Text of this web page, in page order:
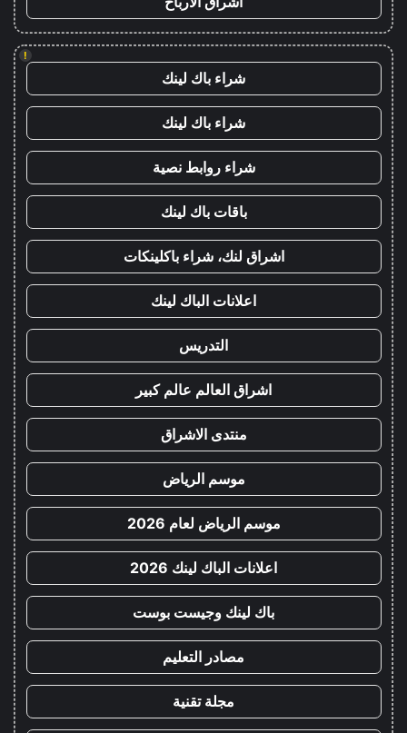
!
شراء باك لينك
شراء باك لينك
شراء روابط نصية
باقات باك لينك
اشراق لنك، شراء باكلينكات
اعلانات الباك لينك
التدريس
اشراق العالم عالم كبير
منتدى الاشراق
موسم الرياض
موسم الرياض لعام 2026
اعلانات الباك لينك 2026
باك لينك وجيست بوست
مصادر التعليم
مجلة تقنية